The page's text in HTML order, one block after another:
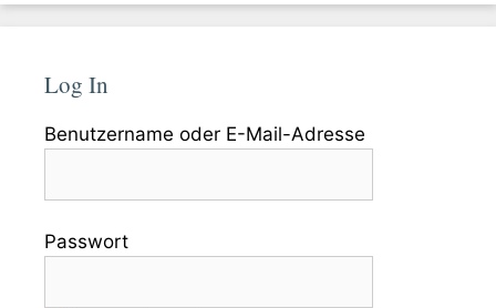
Log In
Benutzername oder E-Mail-Adresse
Passwort